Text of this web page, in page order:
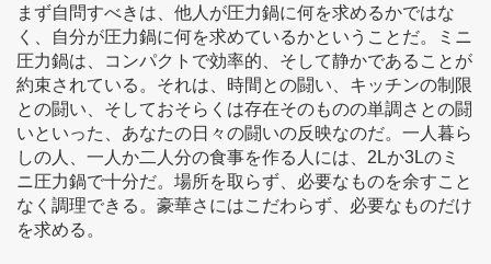
まず自問すべきは、他人が圧力鍋に何を求めるかではな
く、自分が圧力鍋に何を求めているかということだ。ミニ
圧力鍋は、コンパクトで効率的、そして静かであることが
約束されている。それは、時間との闘い、キッチンの制限
との闘い、そしておそらくは存在そのものの単調さとの闘
いといった、あなたの日々の闘いの反映なのだ。一人暮ら
しの人、一人か二人分の食事を作る人には、2Lか3Lのミ
ニ圧力鍋で十分だ。場所を取らず、必要なものを余すこと
なく調理できる。豪華さにはこだわらず、必要なものだけ
を求める。